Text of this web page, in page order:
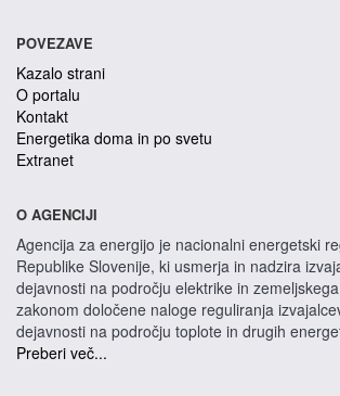
POVEZAVE
Kazalo strani
O portalu
Kontakt
Energetika doma in po svetu
Extranet
O AGENCIJI
Agencija za energijo je nacionalni energetski
Republike Slovenije, ki usmerja in nadzira
dejavnosti na področju elektrike in
zakonom določene naloge reguliranja
dejavnosti na področju toplote in drugih
Preberi več...